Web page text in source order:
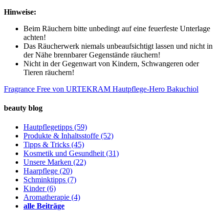
Hinweise:
Beim Räuchern bitte unbedingt auf eine feuerfeste Unterlage
achten!
Das Räucherwerk niemals unbeaufsichtigt lassen und nicht in
der Nähe brennbarer Gegenstände räuchern!
Nicht in der Gegenwart von Kindern, Schwangeren oder
Tieren räuchern!
Fragrance Free von URTEKRAM Hautpflege-Hero Bakuchiol
beauty blog
Hautpflegetipps (59)
Produkte & Inhaltsstoffe (52)
Tipps & Tricks (45)
Kosmetik und Gesundheit(31)
Unsere Marken (22)
Haarpflege (20)
Schminktipps (7)
Kinder(6)
Aromatherapie (4)
alle Beiträge